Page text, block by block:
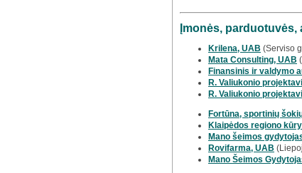
Įmonės,
Krilena, UAB (Serviso
Mata Consulting, UAB
Finansinis ir valdymo
R. Valiukonio
R. Valiukonio
Fortūna, sportinių
Klaipėdos regiono
Mano šeimos
Rovifarma, UAB
Mano Šeimos